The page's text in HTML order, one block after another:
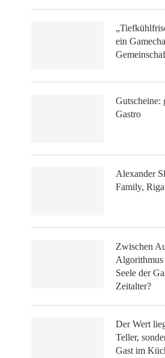
ein
Gutscheine:
Gastro
Alexander
Family,
Zwischen
Seele der
Zeitalter?
Der Wert
Teller,
Gast im